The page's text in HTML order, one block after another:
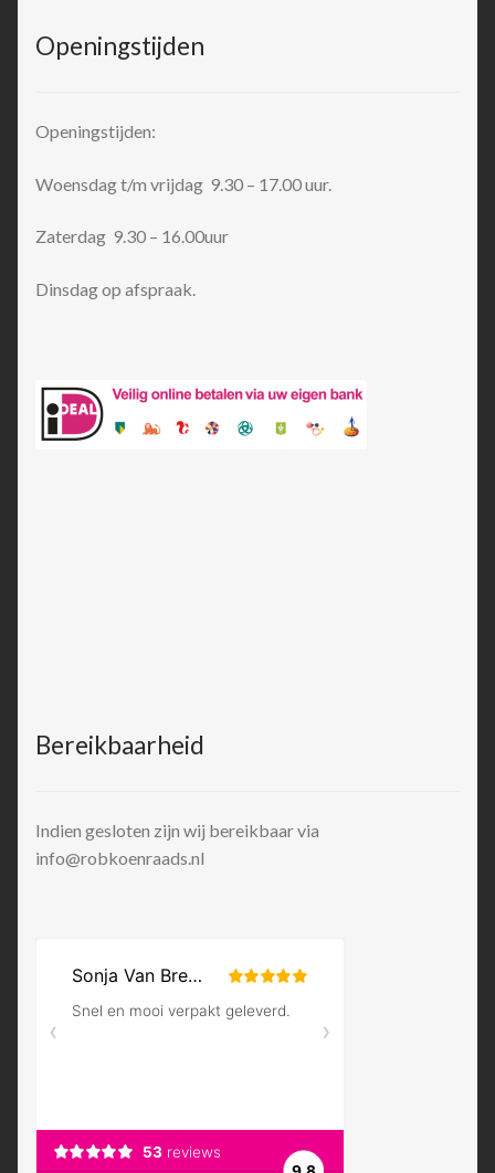
Openingstijden
Openingstijden:
Woensdag t/m vrijdag 9.30 – 17.00 uur.
Zaterdag 9.30 – 16.00uur
Dinsdag op afspraak.
Bereikbaarheid
Indien gesloten zijn wij bereikbaar via
info@robkoenraads.nl